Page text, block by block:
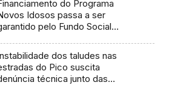
do Programa
Idosos passa a ser
pelo Fundo Social
dos taludes nas
do Pico suscita
técnica junto das